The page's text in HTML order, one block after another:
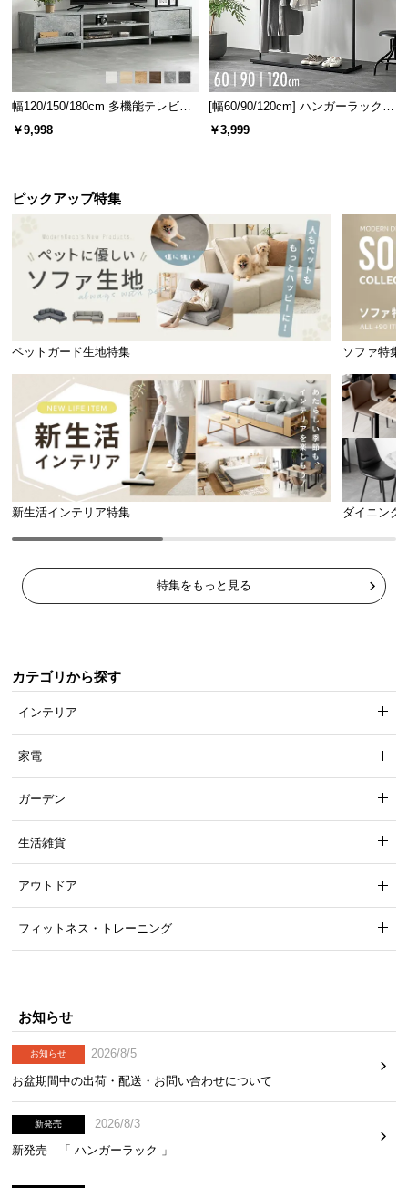
幅120/150/180cm 多機能テレビボ
ード 木目/石目調 オープン収納・
￥9,998
[幅60/90/120cm] ハンガーラック
スチール 4段階高さ調節 サイドフ
￥3,999
ピックアップ特集
ペットガード生地特集 ソファ特集
新生活インテリア特集 ダイニング
特集をもっと見る
カテゴリから探す
インテリア
家電
ガーデン
生活雑貨
アウトドア
フィットネス・トレーニング
お知らせ
お知らせ
2026/8/5
お盆期間中の出荷・配送・お問い合わせについて
新発売
2026/8/3
新発売 「 ハンガーラック 」